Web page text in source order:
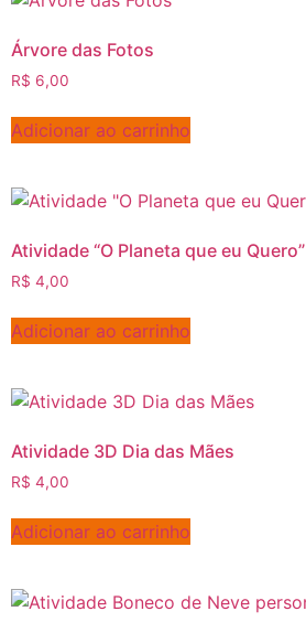
Árvore das Fotos
R$ 6,00
Adicionar ao carrinho
Atividade “O Planeta que eu Quero”
R$ 4,00
Adicionar ao carrinho
Atividade 3D Dia das Mães
R$ 4,00
Adicionar ao carrinho